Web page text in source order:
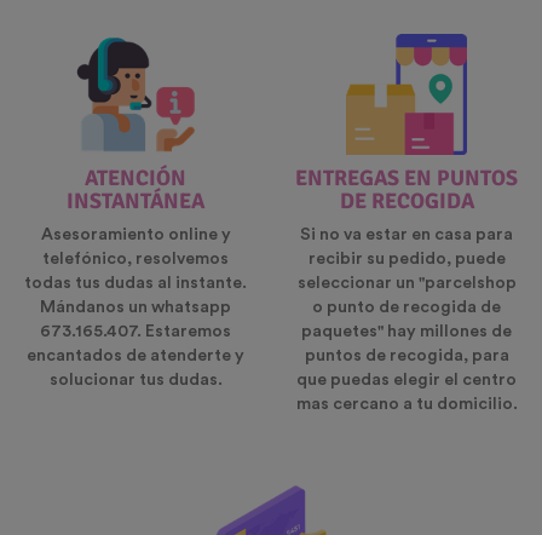
ATENCIÓN
INSTANTÁNEA
Asesoramiento online y
telefónico, resolvemos
todas tus dudas al instante.
Mándanos un whatsapp
673.165.407. Estaremos
encantados de atenderte y
solucionar tus dudas.
ENTREGAS EN PUNTOS
DE RECOGIDA
Si no va estar en casa para
recibir su pedido, puede
seleccionar un "parcelshop
o punto de recogida de
paquetes" hay millones de
puntos de recogida, para
que puedas elegir el centro
mas cercano a tu domicilio.